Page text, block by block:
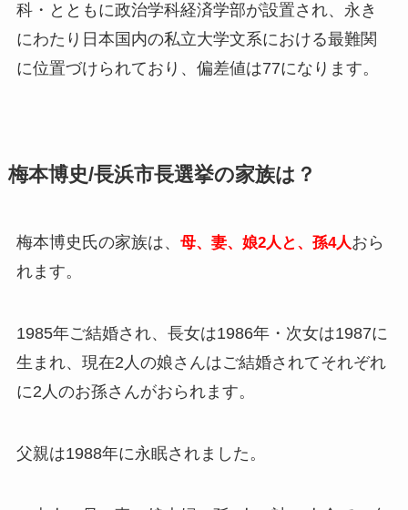
科・とともに政治学科経済学部が設置され、永き
にわたり日本国内の私立大学文系における最難関
に位置づけられており、偏差値は77になります。
梅本博史/長浜市長選挙の家族は？
梅本博史氏の家族は、 母、妻、娘2人と、孫4人おら
れます。
1985年ご結婚され、長女は1986年・次女は1987に
生まれ、現在2人の娘さんはご結婚されてそれぞれ
に2人のお孫さんがおられます。
父親は1988年に永眠されました。